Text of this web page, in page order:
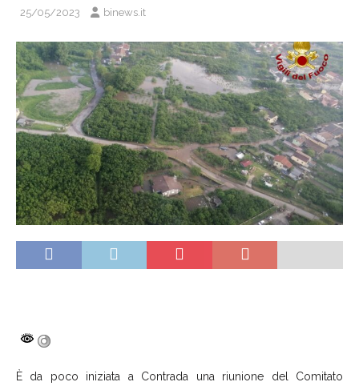
25/05/2023 binews.it
È da poco iniziata a Contrada una riunione del Comitato